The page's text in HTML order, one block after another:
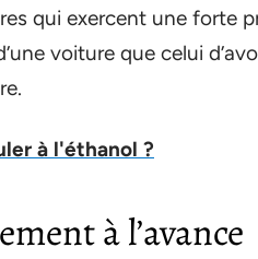
qui exercent une forte
voiture que celui
à l'éthanol ?
à l’avance